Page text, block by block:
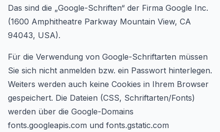
Das sind die „Google-Schriften“ der Firma Google Inc.
(1600 Amphitheatre Parkway Mountain View, CA
94043, USA).
Für die Verwendung von Google-Schriftarten müssen
Sie sich nicht anmelden bzw. ein Passwort hinterlegen.
Weiters werden auch keine Cookies in Ihrem Browser
gespeichert. Die Dateien (CSS, Schriftarten/Fonts)
werden über die Google-Domains
fonts.googleapis.com und fonts.gstatic.com